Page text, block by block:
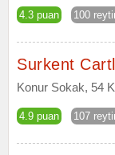
4.3 puan 100
Surkent
Konur Sokak, 54
4.9 puan 107